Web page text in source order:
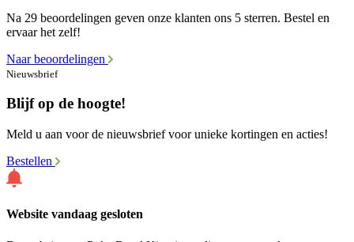
Na 29 beoordelingen geven onze klanten ons 5 sterren. Bestel en
ervaar het zelf!
Naar beoordelingen
Nieuwsbrief
Blijf op de hoogte!
Meld u aan voor de nieuwsbrief voor unieke kortingen en acties!
Bestellen
Website vandaag gesloten